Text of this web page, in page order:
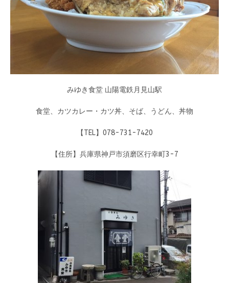
みゆき食堂 山陽電鉄月見山駅
食堂、カツカレー・カツ丼、そば、うどん、丼物
【TEL】078-731-7420
【住所】兵庫県神戸市須磨区行幸町3-7